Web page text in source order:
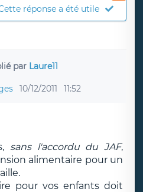
réponse a été utile
par Laure11
10/12/2011 11:52
sans l'accordu du JAF,
alimentaire pour un
pour vos enfants doit